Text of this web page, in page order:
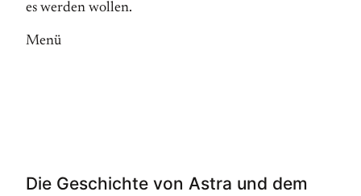
es werden wollen.
Menü
Die Geschichte von Astra und dem